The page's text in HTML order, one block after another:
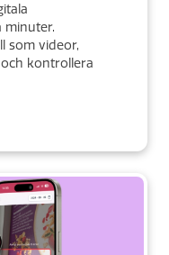
minuter.
som videor,
kontrollera